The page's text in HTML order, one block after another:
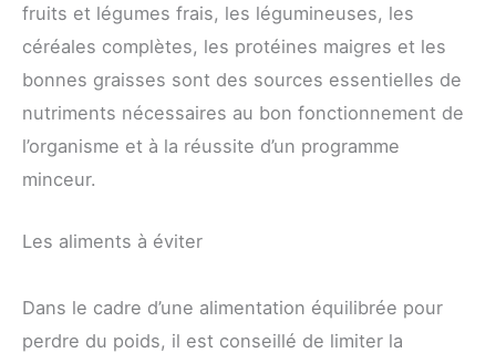
fruits et légumes frais, les légumineuses, les
céréales complètes, les protéines maigres et les
bonnes graisses sont des sources essentielles de
nutriments nécessaires au bon fonctionnement de
l’organisme et à la réussite d’un programme
minceur.
Les aliments à éviter
Dans le cadre d’une alimentation équilibrée pour
perdre du poids, il est conseillé de limiter la